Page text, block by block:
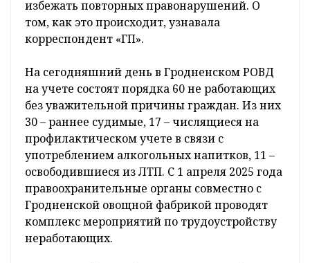
избежать повторных правонарушений. О
том, как это происходит, узнавала
корреспондент «ГП».
На сегодняшний день в Гродненском РОВД
на учете состоят порядка 60 не работающих
без уважительной причины граждан. Из них
30 – раннее судимые, 17 – числящиеся на
профилактическом учете в связи с
употреблением алкогольных напитков, 11 –
освободившиеся из ЛТП. С 1 апреля 2025 года
правоохранительные органы совместно с
Гродненской овощной фабрикой проводят
комплекс мероприятий по трудоустройству
неработающих.